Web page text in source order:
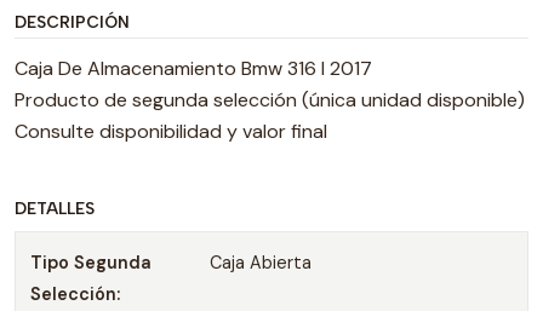
DESCRIPCIÓN
Caja De Almacenamiento Bmw 316 I 2017
Producto de segunda selección (única unidad disponible)
Consulte disponibilidad y valor final
DETALLES
Tipo Segunda
Selección:
Caja Abierta